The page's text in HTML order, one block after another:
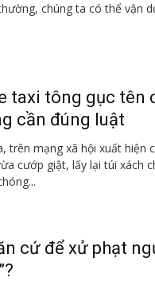
chúng ta có thể vận
taxi tông gục tên
cần đúng luật
trên mạng xã hội xuất hiện
cướp giật, lấy lại túi xách
cứ để xử phạt